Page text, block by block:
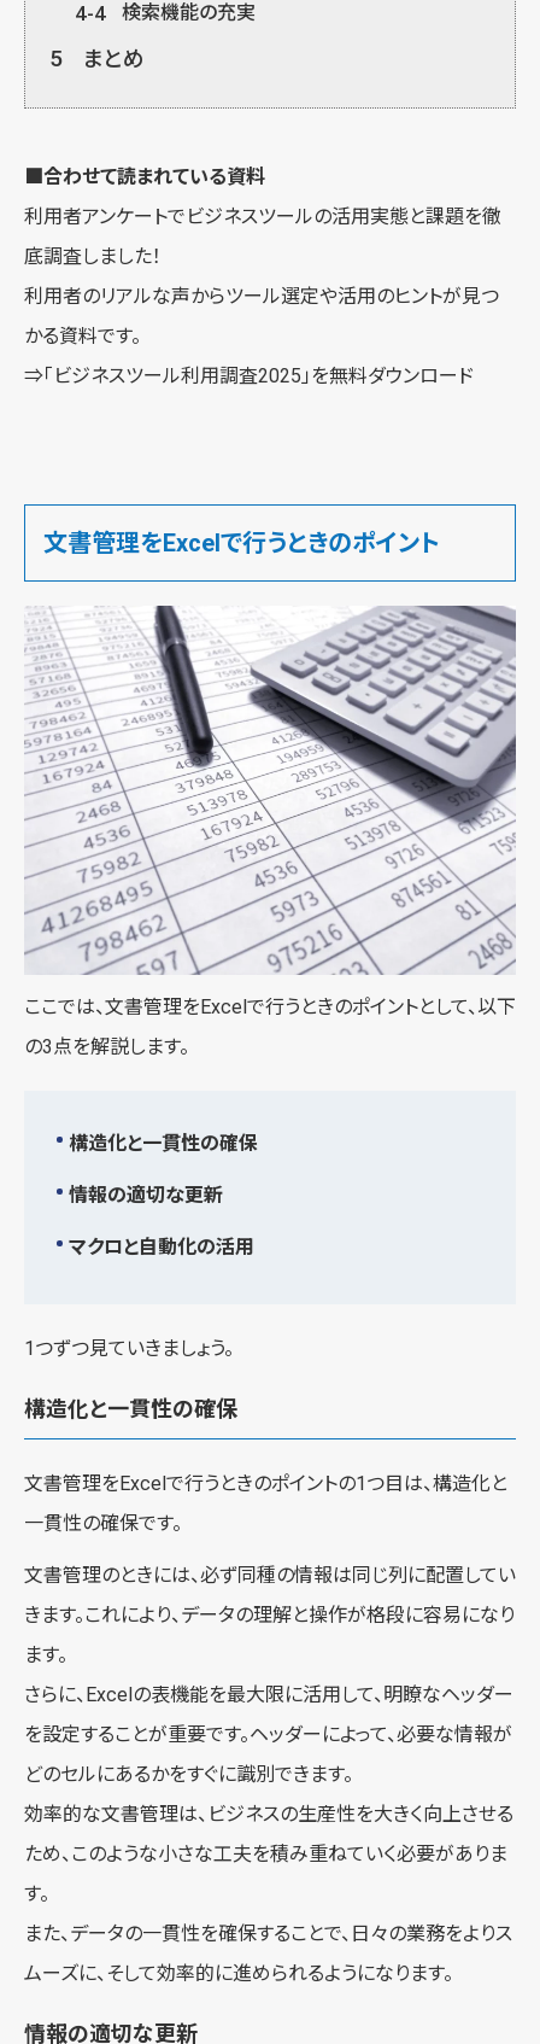
4-4 検索機能の充実
5 まとめ
■合わせて読まれている資料
利用者アンケートでビジネスツールの活用実態と課題を徹
底調査しました！
利用者のリアルな声からツール選定や活用のヒントが見つ
かる資料です。
⇒「ビジネスツール利用調査2025」を無料ダウンロード
文書管理をExcelで行うときのポイント
ここでは、文書管理をExcelで行うときのポイントとして、以下
の3点を解説します。
構造化と一貫性の確保
情報の適切な更新
マクロと自動化の活用
1つずつ見ていきましょう。
構造化と一貫性の確保
文書管理をExcelで行うときのポイントの1つ目は、構造化と
一貫性の確保です。
文書管理のときには、必ず同種の情報は同じ列に配置してい
きます。これにより、データの理解と操作が格段に容易になり
ます。
さらに、Excelの表機能を最大限に活用して、明瞭なヘッダー
を設定することが重要です。ヘッダーによって、必要な情報が
どのセルにあるかをすぐに識別できます。
効率的な文書管理は、ビジネスの生産性を大きく向上させる
ため、このような小さな工夫を積み重ねていく必要がありま
す。
また、データの一貫性を確保することで、日々の業務をよりス
ムーズに、そして効率的に進められるようになります。
情報の適切な更新